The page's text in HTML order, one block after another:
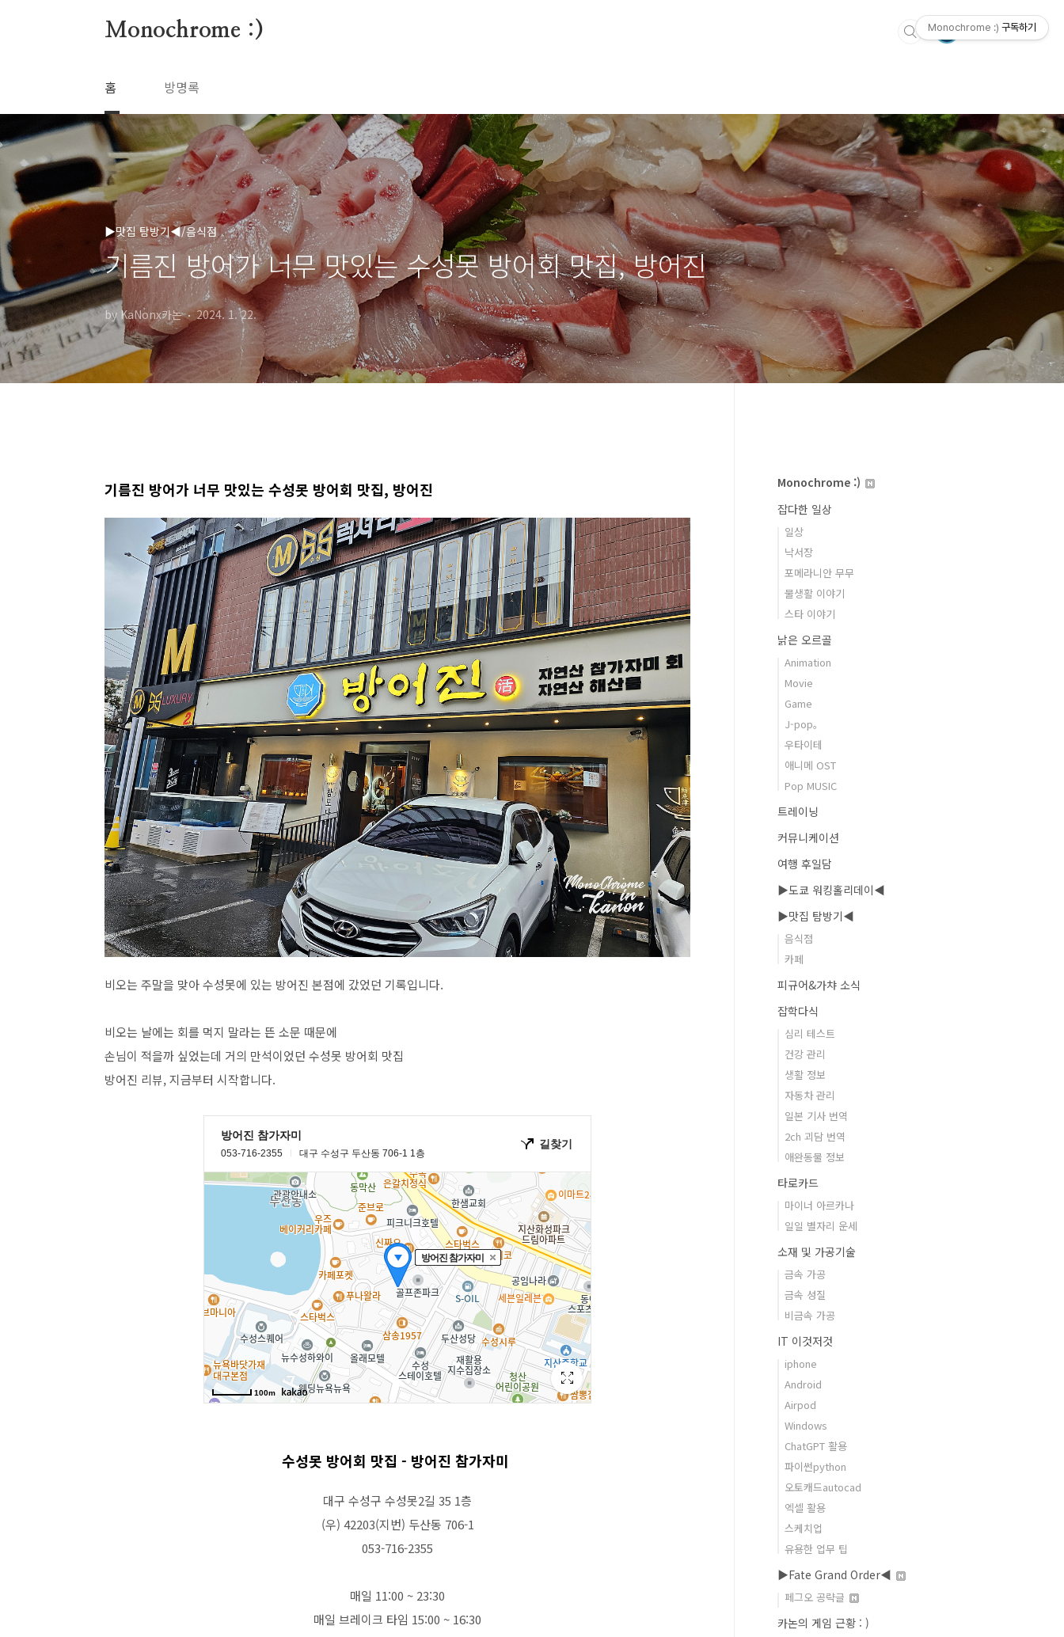
Monochrome :)
홈 방명록
▶맛집 탐방기◀/음식점
기름진 방어가 너무 맛있는 수성못 방어회 맛집, 방어진
by KaNonx카논 2024. 1. 22.
기름진 방어가 너무 맛있는 수성못 방어회 맛집, 방어진
비오는 주말을 맞아 수성못에 있는 방어진 본점에 갔었던 기록입니다.
비오는 날에는 회를 먹지 말라는 뜬 소문 때문에
손님이 적을까 싶었는데 거의 만석이었던 수성못 방어회 맛집
방어진 리뷰, 지금부터 시작합니다.
수성못 방어회 맛집 - 방어진 참가자미
대구 수성구 수성못2길 35 1층
(우) 42203(지번) 두산동 706-1
053-716-2355
매일 11:00 ~ 23:30
매일 브레이크 타임 15:00 ~ 16:30
Monochrome :)
잡다한 일상
일상
낙서장
포메라니안 무무
물생활 이야기
스타 이야기
낡은 오르골
Animation
Movie
Game
J-pop。
우타이테
애니메 OST
Pop MUSIC
트레이닝
커뮤니케이션
여행 후일담
▶도쿄 워킹홀리데이◀
▶맛집 탐방기◀
음식점
카페
피규어&가챠 소식
잡학다식
심리 테스트
건강 관리
생활 정보
자동차 관리
일본 기사 번역
2ch 괴담 번역
애완동물 정보
타로카드
마이너 아르카나
일일 별자리 운세
소재 및 가공기술
금속 가공
금속 성질
비금속 가공
IT 이것저것
iphone
Android
Airpod
Windows
ChatGPT 활용
파이썬python
오토캐드autocad
엑셀 활용
스케치업
유용한 업무 팁
▶Fate Grand Order◀
페그오 공략글
카논의 게임 근황 : )
Monochrome :) 구독하기